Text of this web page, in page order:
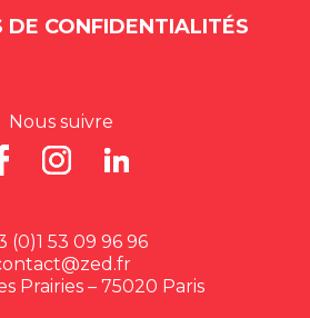
DE CONFIDENTIALITÉS
Nous suivre
(0)1 53 09 96 96
Prairies – 75020 Paris